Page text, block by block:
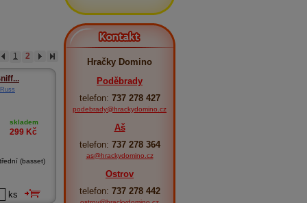
1 2
skladem
299 Kč
(basset)
ks
Kontakt
Hračky Domino
Poděbrady
telefon: 737 278 427
podebrady@hrackydomino.cz
Aš
telefon: 737 278 364
as@hrackydomino.cz
Ostrov
telefon: 737 278 442